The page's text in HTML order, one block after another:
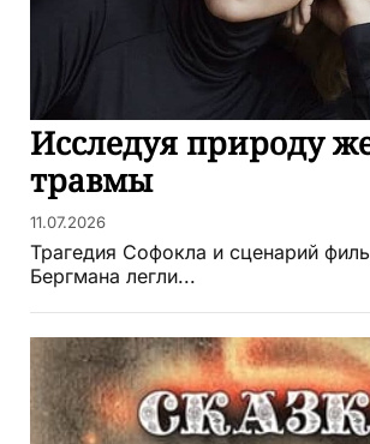
Исследуя природу
травмы
11.07.2026
Трагедия Софокла и сценарий
Бергмана легли...